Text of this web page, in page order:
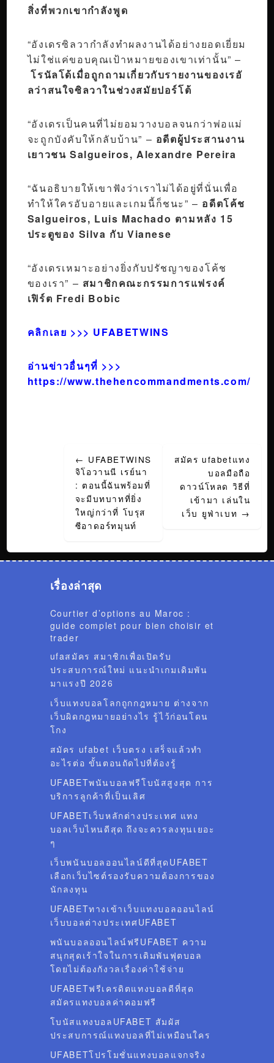
สิ่งที่พวกเขากำลังพูด
“อังเดรซิลวากำลังทำผลงานได้อย่างยอดเยี่ยม
ไม่ใช่แค่ขอบคุณเป้าหมายของเขาเท่านั้น” –
โรนัลโด้เมื่อถูกถามเกี่ยวกับรายงานของเรอั
ลว่าสนใจซิลวาในช่วงสมัยปอร์โต้
“อังเดรเป็นคนที่ไม่ยอมวางบอลจนกว่าพ่อแม่
จะถูกบังคับให้กลับบ้าน” – อดีตผู้ประสานงาน
เยาวชน Salgueiros, Alexandre Pereira
“ฉันอธิบายให้เขาฟังว่าเราไม่ได้อยู่ที่นั่นเพื่อ
ทำให้ใครอับอายและเกมนี้ก็ชนะ” – อดีตโค้ช
Salgueiros, Luis Machado ตามหลัง 15
ประตูของ Silva กับ Vianese
“อังเดรเหมาะอย่างยิ่งกับปรัชญาของโค้ช
ของเรา” – สมาชิกคณะกรรมการแฟรงค์
เฟิร์ต Fredi Bobic
คลิกเลย >>> UFABETWINS
อ่านข่าวอื่นๆที่ >>>
https://www.thehencommandments.com/
navigation
← UFABETWINS
จิโอวานนี เรย์นา
: ตอนนี้ฉันพร้อมที่
จะมีบทบาทที่ยิ่ง
ใหญ่กว่าที่ โบรุส
ซีอาดอร์ทมุนท์
สมัคร ufabetแทง
บอลมือถือ
ดาวน์โหลด วิธีที่
เข้ามา เล่นใน
เว็บ ยูฟ่าเบท →
เรื่องล่าสุด
Courtier d’options au Maroc :
guide complet pour bien choisir et
trader
ufaสมัคร สมาชิกเพื่อเปิดรับ
ประสบการณ์ใหม่ แนะนำเกมเดิมพัน
มาแรงปี 2026
เว็บแทงบอลโลกถูกกฎหมาย ต่างจาก
เว็บผิดกฎหมายอย่างไร รู้ไว้ก่อนโดน
โกง
สมัคร ufabet เว็บตรง เสร็จแล้วทำ
อะไรต่อ ขั้นตอนถัดไปที่ต้องรู้
UFABETพนันบอลฟรีโบนัสสูงสุด การ
บริการลูกค้าที่เป็นเลิศ
UFABETเว็บหลักต่างประเทศ แทง
บอลเว็บไหนดีสุด ถึงจะควรลงทุนเยอะ
ๆ
เว็บพนันบอลออนไลน์ดีที่สุดUFABET
เลือกเว็บไซต์รองรับความต้องการของ
นักลงทุน
UFABETทางเข้าเว็บแทงบอลออนไลน์
เว็บบอลต่างประเทศUFABET
พนันบอลออนไลน์ฟรีUFABET ความ
สนุกสุดเร้าใจในการเดิมพันฟุตบอล
โดยไม่ต้องกังวลเรื่องค่าใช้จ่าย
UFABETฟรีเครดิตแทงบอลดีที่สุด
สมัครแทงบอลค่าคอมฟรี
โบนัสแทงบอลUFABET สัมผัส
ประสบการณ์แทงบอลที่ไม่เหมือนใคร
UFABETโปรโมชั่นแทงบอลแจกจริง